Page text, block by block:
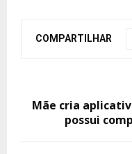
COMPARTILHAR
Mãe cria
possui